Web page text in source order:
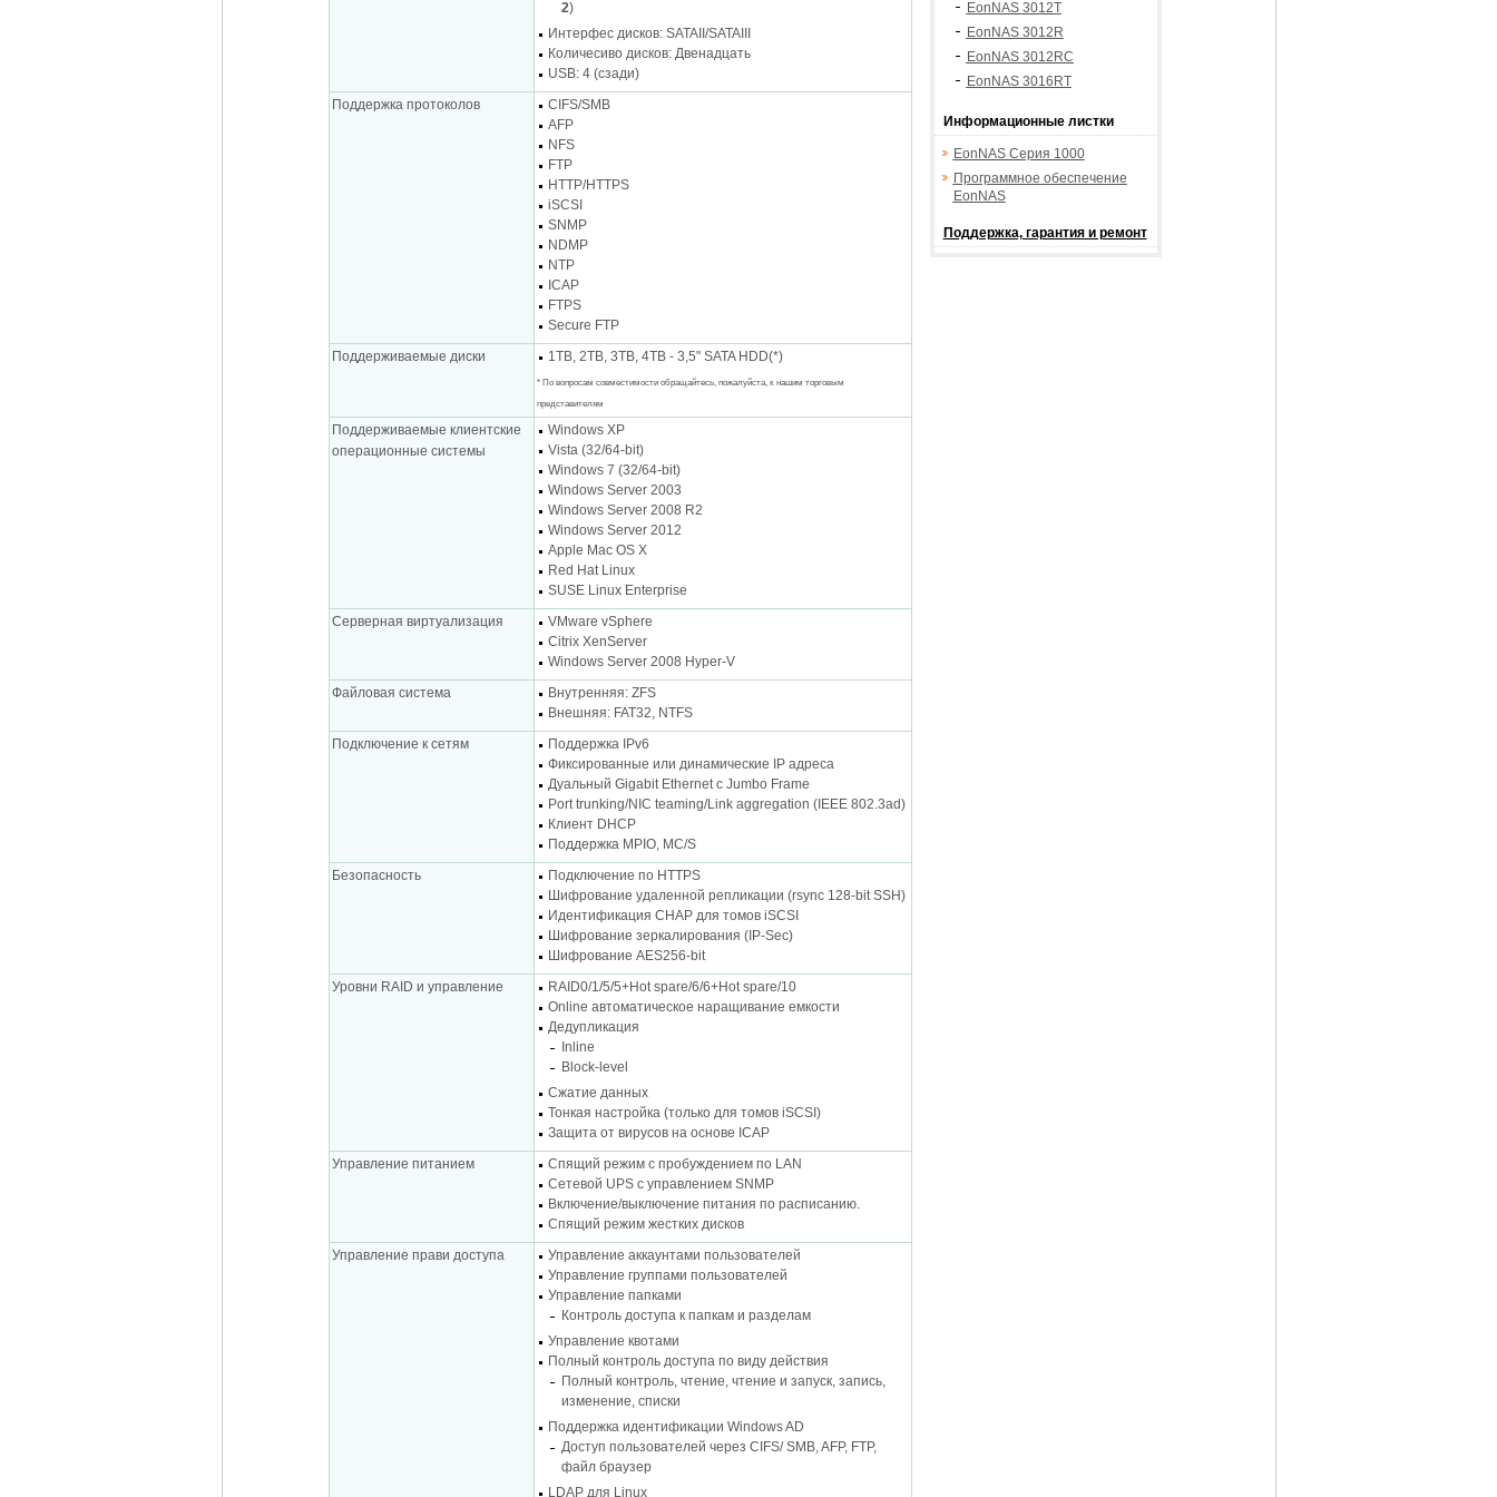
2)
Интерфес дисков: SATAII/SATAIII
Количесиво дисков: Двенадцать
USB: 4 (сзади)
Поддержка протоколов
CIFS/SMB
AFP
NFS
FTP
HTTP/HTTPS
iSCSI
SNMP
NDMP
NTP
ICAP
FTPS
Secure FTP
Поддерживаемые диски
1TB, 2TB, 3TB, 4TB - 3,5" SATA HDD(*)
* По вопросам совместимости обращайтесь, пожалуйста, к нашим торговым
представителям
Поддерживаемые клиентские
операционные системы
Windows XP
Vista (32/64-bit)
Windows 7 (32/64-bit)
Windows Server 2003
Windows Server 2008 R2
Windows Server 2012
Apple Mac OS X
Red Hat Linux
SUSE Linux Enterprise
Серверная виртуализация
VMware vSphere
Citrix XenServer
Windows Server 2008 Hyper-V
Файловая система
Внутренняя: ZFS
Внешняя: FAT32, NTFS
Подключение к сетям
Поддержка IPv6
Фиксированные или динамические IP адреса
Дуальный Gigabit Ethernet с Jumbo Frame
Port trunking/NIC teaming/Link aggregation (IEEE 802.3ad)
Клиент DHCP
Поддержка MPIO, MC/S
Безопасность
Подключение по HTTPS
Шифрование удаленной репликации (rsync 128-bit SSH)
Идентификация CHAP для томов iSCSI
Шифрование зеркалирования (IP-Sec)
Шифрование AES256-bit
Уровни RAID и управление
RAID0/1/5/5+Hot spare/6/6+Hot spare/10
Online автоматическое наращивание емкости
Дедупликация
Inline
Block-level
Сжатие данных
Тонкая настройка (только для томов iSCSI)
Защита от вирусов на основе ICAP
Управление питанием
Спящий режим с пробуждением по LAN
Сетевой UPS с управлением SNMP
Включение/выключение питания по расписанию.
Спящий режим жестких дисков
Управление прави доступа
Управление аккаунтами пользователей
Управление группами пользователей
Управление папками
Контроль доступа к папкам и разделам
Управление квотами
Полный контроль доступа по виду действия
Полный контроль, чтение, чтение и запуск, запись,
изменение, списки
Поддержка идентификации Windows AD
Доступ пользователей через CIFS/ SMB, AFP, FTP,
файл браузер
LDAP для Linux
EonNAS 3012T
EonNAS 3012R
EonNAS 3012RC
EonNAS 3016RT
Информационные листки
EonNAS Серия 1000
Программное обеспечение
EonNAS
Поддержка, гарантия и ремонт